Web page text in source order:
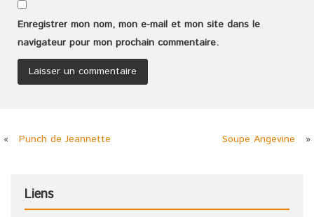
Enregistrer mon nom, mon e-mail et mon site dans le
navigateur pour mon prochain commentaire.
« Punch de Jeannette Soupe Angevine »
Liens